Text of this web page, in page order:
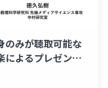
のみが聴取可能な
によるプレゼンテ